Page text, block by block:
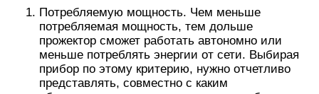
Потребляемую мощность. Чем меньше
потребляемая мощность, тем дольше
прожектор сможет работать автономно или
меньше потреблять энергии от сети. Выбирая
прибор по этому критерию, нужно отчетливо
представлять, совместно с каким